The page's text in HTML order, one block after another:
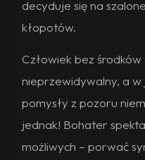
decyduje się na
kłopotów.
Człowiek bez
nieprzewidywalny, a
pomysły z pozoru
jednak! Bohater
możliwych – porwać